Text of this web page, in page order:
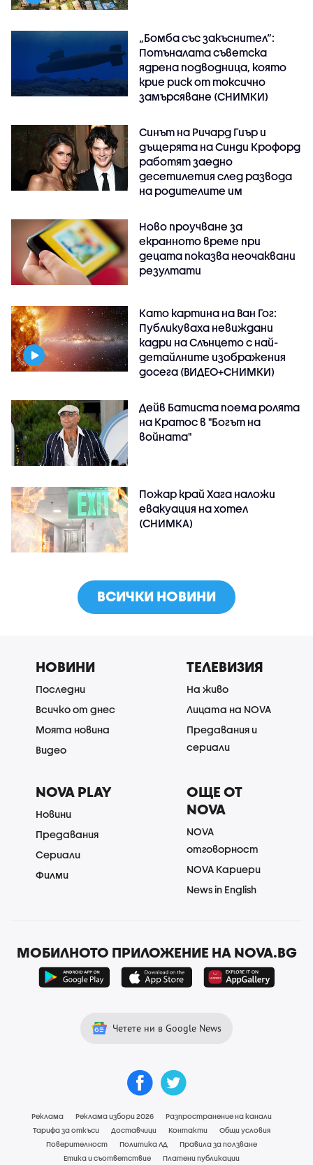
„Бомба със закъснител“:
Потъналата съветска
ядрена подводница, която
крие риск от токсично
замърсяване (СНИМКИ)
Синът на Ричард Гиър и
дъщерята на Синди Крофорд
работят заедно
десетилетия след развода
на родителите им
Ново проучване за
екранното време при
децата показва неочаквани
резултати
Като картина на Ван Гог:
Публикуваха невиждани
кадри на Слънцето с най-
детайлните изображения
досега (ВИДЕО+СНИМКИ)
Дейв Батиста поема ролята
на Кратос в "Богът на
войната"
Пожар край Хага наложи
евакуация на хотел
(СНИМКА)
ВСИЧКИ НОВИНИ
НОВИНИ
Последни
Всичко от днес
Моята новина
Видео
ТЕЛЕВИЗИЯ
На живо
Лицата на NOVA
Предавания и
сериали
NOVA PLAY
Новини
Предавания
Сериали
Филми
ОЩЕ ОТ
NOVA
NOVA
отговорност
NOVA Кариери
News in English
МОБИЛНОТО ПРИЛОЖЕНИЕ НА NOVA.BG
Четете ни в Google News
Реклама Реклама избори 2026
Разпространение на канали
Тарифа за откъси
Доставчици Контакти
Общи условия
Поверителност
Политика ЛД
Правила за ползване
Етика и съответствие
Платени публикации